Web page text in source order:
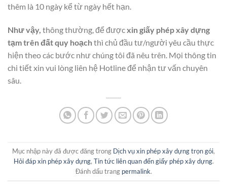
thêm là 10 ngày kể từ ngày hết hạn.
Như vậy, thông thường, để đượcxin giấy phép xây dựng
tạm trên đất quy hoạchthì chủ đầu tư/người yêu cầu thực
hiện theo các bước như chúng tôi đã nêu trên. Mọi thông tin
chi tiết xin vui lòng liên hệ Hotline để nhận tư vấn chuyên
sâu.
Mục nhập này đã được đăng trong Dịch vụ xin phép xây dựng trọn gói,
Hỏi đáp xin phép xây dựng, Tin tức liên quan đến giấy phép xây dựng.
Đánh dấu trang permalink.